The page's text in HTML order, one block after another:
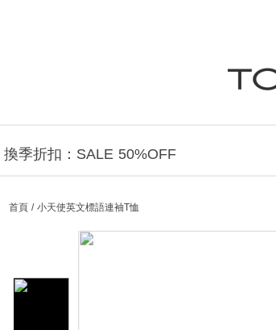
換季折扣：SALE 50%OFF
首頁 / 小天使英文標語連袖T恤